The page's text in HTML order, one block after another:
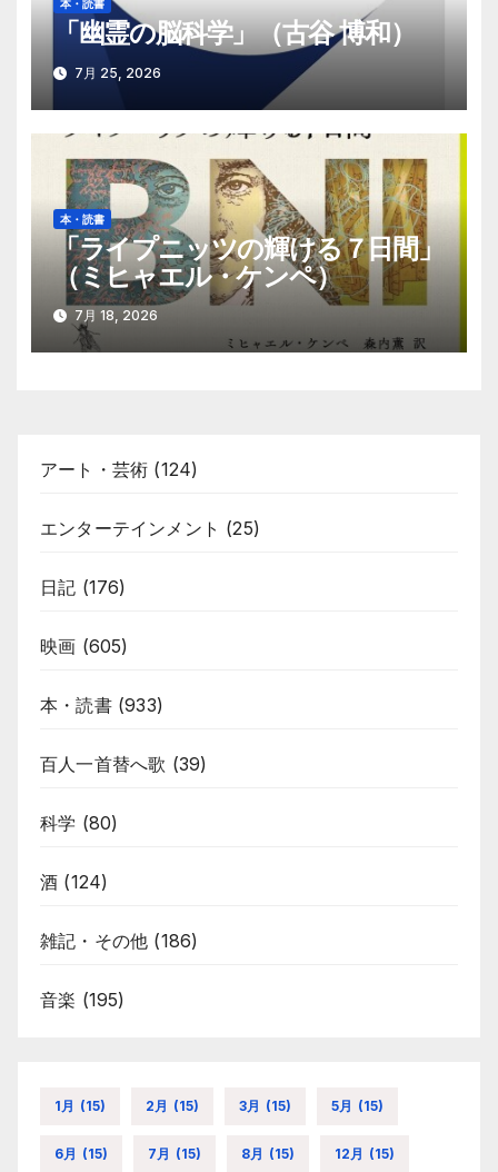
本・読書
「幽霊の脳科学」（古谷 博和）
7月 25, 2026
本・読書
「ライプニッツの輝ける７日間」
（ミヒャエル・ケンペ）
7月 18, 2026
アート・芸術 (124)
エンターテインメント (25)
日記 (176)
映画 (605)
本・読書(933)
百人一首替へ歌 (39)
科学 (80)
酒 (124)
雑記・その他 (186)
音楽 (195)
1月 (15) 2月 (15) 3月 (15) 5月 (15)
6月 (15) 7月 (15) 8月 (15) 12月 (15)